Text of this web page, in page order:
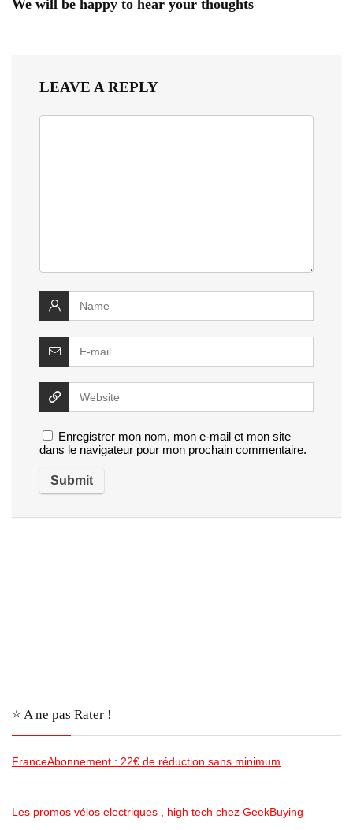
We will be happy to hear your thoughts
LEAVE A REPLY
Enregistrer mon nom, mon e-mail et mon site
dans le navigateur pour mon prochain commentaire.
⭐️ A ne pas Rater !
FranceAbonnement : 22€ de réduction sans minimum
Les promos vélos electriques , high tech chez GeekBuying